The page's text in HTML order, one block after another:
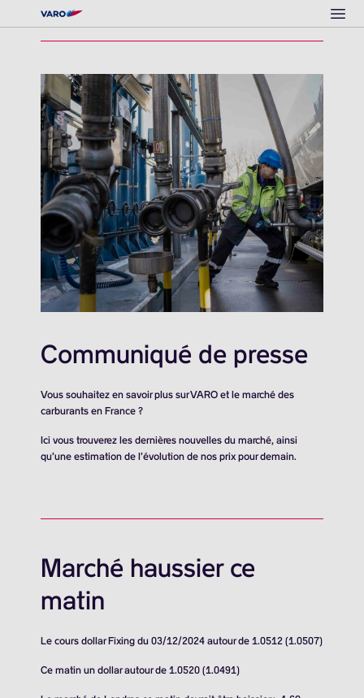
Communiqué de presse
Vous souhaitez en savoir plus sur VARO et le marché des
carburants en France ?
Ici vous trouverez les dernières nouvelles du marché, ainsi
qu’une estimation de l’évolution de nos prix pour demain.
Marché haussier ce
matin
Le cours dollar Fixing du 03/12/2024 autour de 1.0512 (1.0507)
Ce matin un dollar autour de 1.0520 (1.0491)